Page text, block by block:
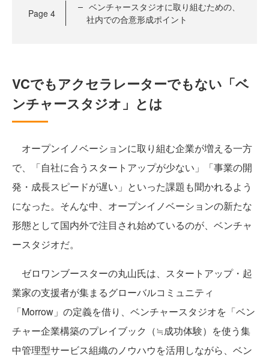
Page 4
ベンチャースタジオに取り組むための、
社内での合意形成ポイント
VCでもアクセラレーターでもない「ベ
ンチャースタジオ」とは
オープンイノベーションに取り組む企業が増える一方
で、「自社に合うスタートアップが少ない」「事業の開
発・成長スピードが遅い」といった課題も聞かれるよう
になった。そんな中、オープンイノベーションの新たな
形態として国内外で注目され始めているのが、ベンチャ
ースタジオだ。
ゼロワンブースターの丸山氏は、スタートアップ・起
業家の支援者が集まるグローバルコミュニティ
「Morrow」の定義を借り、ベンチャースタジオを「ベン
チャー企業構築のプレイブック（≒成功体験）を使う集
中管理型サービス組織のノウハウを活用しながら、ベン